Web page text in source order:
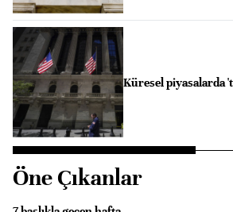
Küresel piyasalarda
Öne Çıkanlar